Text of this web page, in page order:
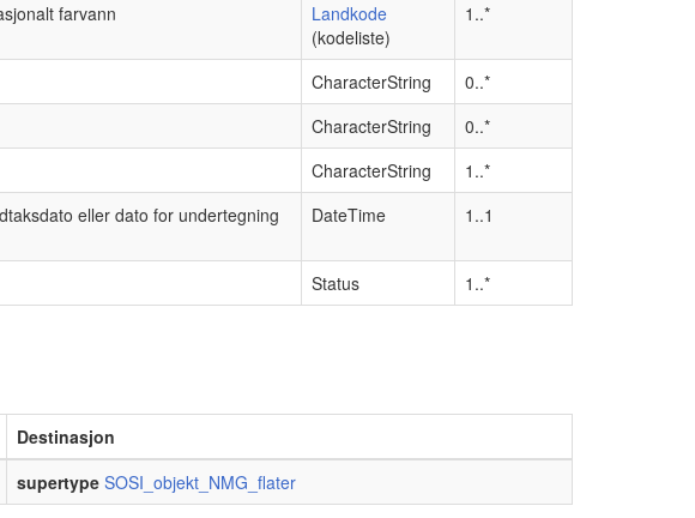
farvann
Landkode
(kodeliste)
1..*
CharacterString
0..*
CharacterString
0..*
CharacterString
1..*
eller dato for undertegning
DateTime 1..1
Status 1..*
Destinasjon
supertype SOSI_objekt_NMG_flater